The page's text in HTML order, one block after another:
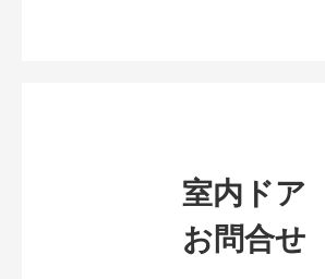
室内ドア
お問合せ